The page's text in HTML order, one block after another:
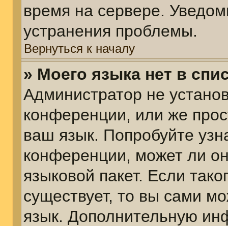
время на сервере.
устранения проблемы.
Вернуться к началу
» Моего языка нет в
Администратор не
конференции, или же
ваш язык. Попробуйте
конференции, может ли
языковой пакет. Если
существует, то вы сами
язык. Дополнительную